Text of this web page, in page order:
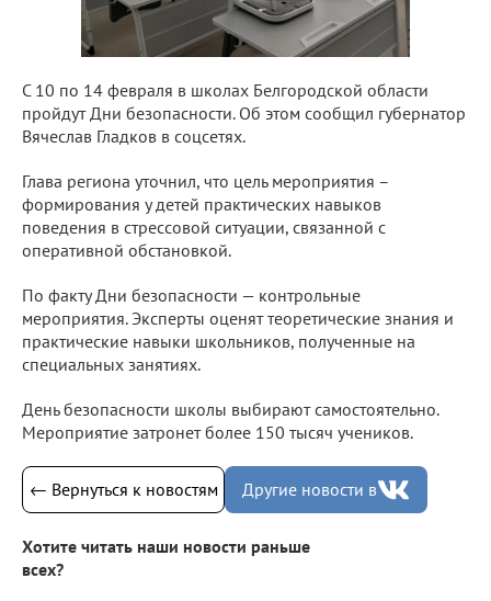
С 10 по 14 февраля в школах Белгородской области
пройдут Дни безопасности. Об этом сообщил губернатор
Вячеслав Гладков в соцсетях.
Глава региона уточнил, что цель мероприятия –
формирования у детей практических навыков
поведения в стрессовой ситуации, связанной с
оперативной обстановкой.
По факту Дни безопасности — контрольные
мероприятия. Эксперты оценят теоретические знания и
практические навыки школьников, полученные на
специальных занятиях.
День безопасности школы выбирают самостоятельно.
Мероприятие затронет более 150 тысяч учеников.
← Вернуться к новостям Другие новости в
Хотите читать наши новости раньше
всех?